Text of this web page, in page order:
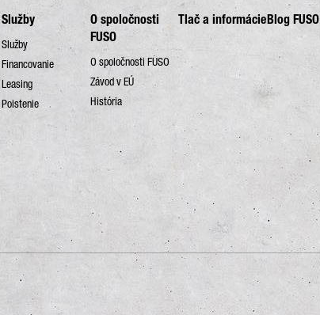
Služby
Služby
Financovanie
Leasing
Poistenie
O spoločnosti
FUSO
O spoločnosti FUSO
Závod v EÚ
História
Tlač a informácieBlog FUSO